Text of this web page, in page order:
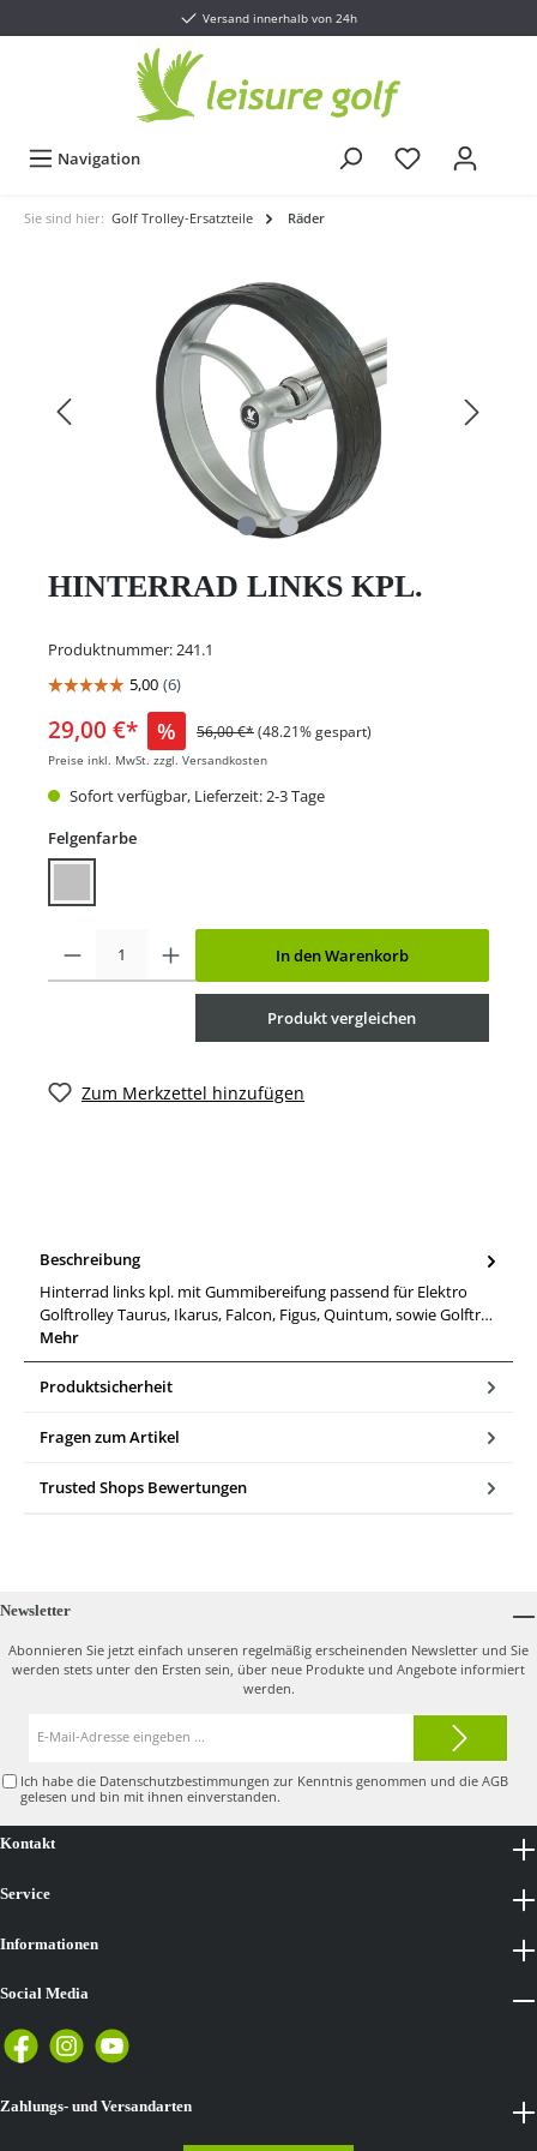
Versand innerhalb von 24h
Navigation
Sie sind hier: Golf Trolley-Ersatzteile Räder
HINTERRAD LINKS KPL.
Produktnummer:241.1
29,00 €* % 56,00 €*(48.21% gespart)
Preise inkl. MwSt. zzgl. Versandkosten
Sofort verfügbar, Lieferzeit: 2-3 Tage
Felgenfarbe
In den Warenkorb
Produkt vergleichen
Zum Merkzettel hinzufügen
Beschreibung
Hinterrad links kpl. mit Gummibereifung passend für Elektro
Golftrolley Taurus, Ikarus, Falcon, Figus, Quintum, sowie Golftr…
Mehr
Produktsicherheit
Fragen zum Artikel
Trusted Shops Bewertungen
Newsletter
Abonnieren Sie jetzt einfach unseren regelmäßig erscheinenden Newsletter und Sie
werden stets unter den Ersten sein, über neue Produkte und Angebote informiert
werden.
Ich habe die Datenschutzbestimmungen zur Kenntnis genommen und dieAGB
gelesen und bin mit ihnen einverstanden.
Kontakt
Service
Informationen
Zahlungs- und Versandarten
Social Media